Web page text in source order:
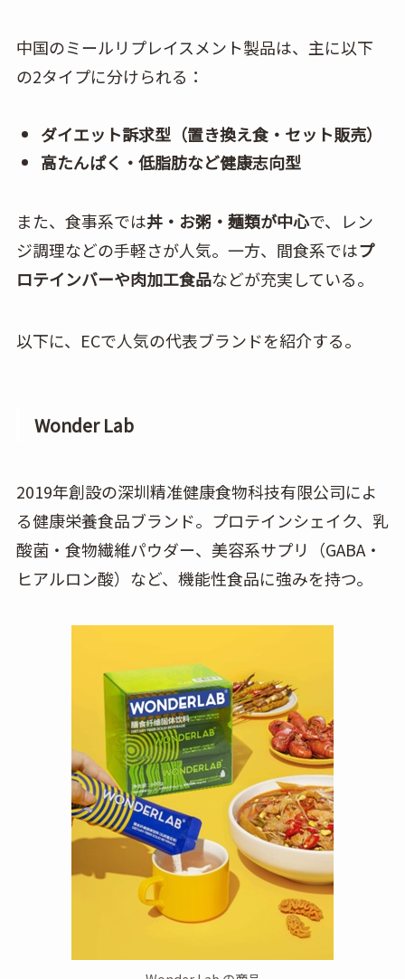
中国のミールリプレイスメント製品は、主に以下
の2タイプに分けられる：
ダイエット訴求型（置き換え食・セット販売）
高たんぱく・低脂肪など健康志向型
また、食事系では丼・お粥・麺類が中心で、レン
ジ調理などの手軽さが人気。一方、間食系ではプ
ロテインバーや肉加工食品などが充実している。
以下に、ECで人気の代表ブランドを紹介する。
Wonder Lab
2019年創設の深圳精准健康食物科技有限公司によ
る健康栄養食品ブランド。プロテインシェイク、乳
酸菌・食物繊維パウダー、美容系サプリ（GABA・
ヒアルロン酸）など、機能性食品に強みを持つ。